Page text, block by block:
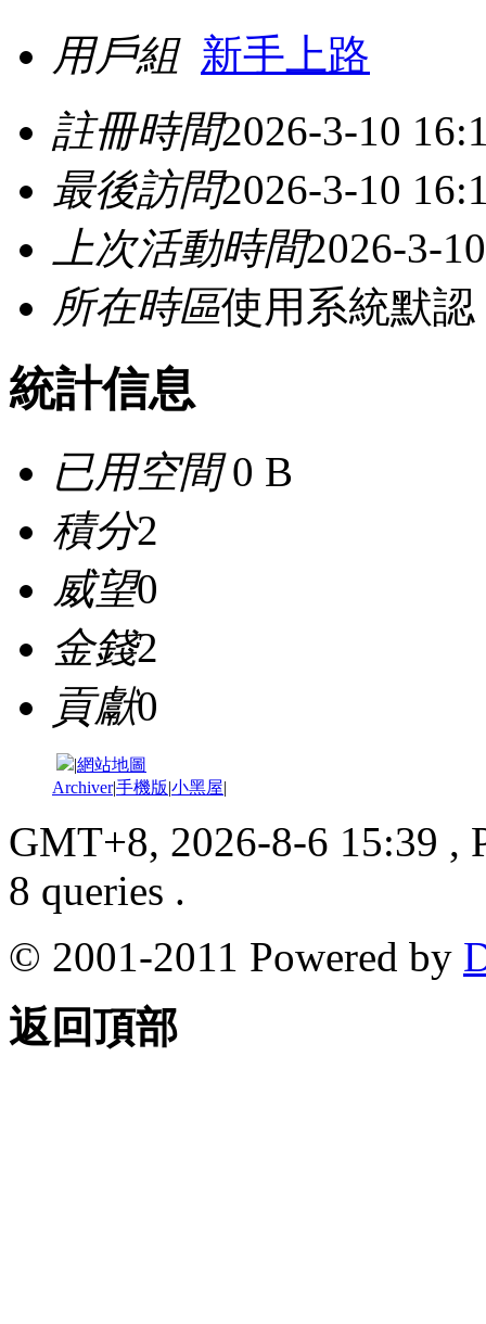
用戶組 新手上路
註冊時間2026-3-10
最後訪問2026-3-10
上次活動時間2026-3-
所在時區使用系統默認
統計信息
已用空間0 B
積分2
威望0
金錢2
貢獻0
|網站地圖
Archiver|手機版|小黑屋|
GMT+8, 2026-8-6 15:39 ,
8 queries .
© 2001-2011 Powered by
返回頂部